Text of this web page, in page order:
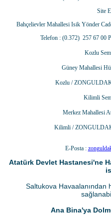
Site
Bahçelievler Mahallesi Isik Yönder
Telefon : (0.372) 257 67 00
Kozlu
Güney Mahallesi
Kozlu /
Kilimli
Merkez Mahallesi
Kilimli /
E-Posta :
Atatürk Devlet Hastanesi'ne
Saltukova Havaalanından
Ana Bina'ya